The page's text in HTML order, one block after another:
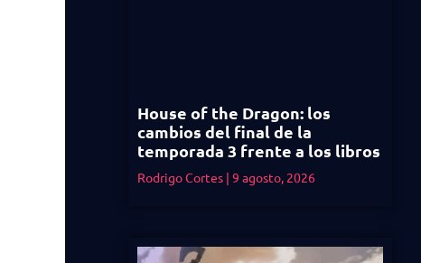
House of the Dragon: los
cambios del final de la
temporada 3 frente a los libros
Rodrigo Cortes 9 agosto, 2026